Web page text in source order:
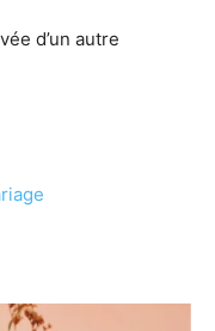
d’un autre